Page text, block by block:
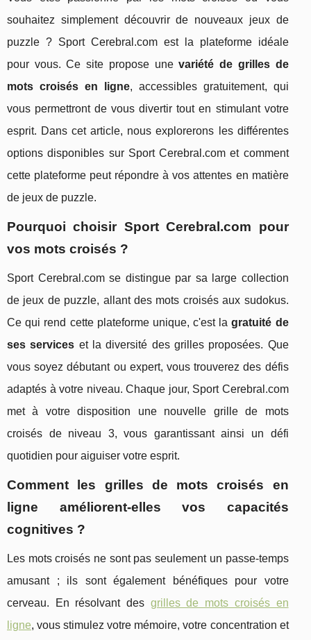
souhaitez simplement découvrir de nouveaux jeux de
puzzle ? Sport Cerebral.com est la plateforme idéale
pour vous. Ce site propose unevariété de grilles de
mots croisés en ligne, accessibles gratuitement, qui
vous permettront de vous divertir tout en stimulant votre
esprit. Dans cet article, nous explorerons les différentes
options disponibles sur Sport Cerebral.com et comment
cette plateforme peut répondre à vos attentes en matière
de jeux de puzzle.
Pourquoi choisir Sport Cerebral.com pour
vos mots croisés ?
Sport Cerebral.com se distingue par sa large collection
de jeux de puzzle, allant des mots croisés aux sudokus.
Ce qui rend cette plateforme unique, c'est lagratuité de
ses services et la diversité des grilles proposées. Que
vous soyez débutant ou expert, vous trouverez des défis
adaptés à votre niveau. Chaque jour, Sport Cerebral.com
met à votre disposition une nouvelle grille de mots
croisés de niveau 3, vous garantissant ainsi un défi
quotidien pour aiguiser votre esprit.
Comment les grilles de mots croisés en
ligne améliorent-elles vos capacités
cognitives ?
Les mots croisés ne sont pas seulement un passe-temps
amusant ; ils sont également bénéfiques pour votre
cerveau. En résolvant des grilles de mots croisés en
ligne, vous stimulez votre mémoire, votre concentration et